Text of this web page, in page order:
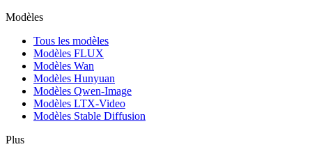
Modèles
Tous les modèles
Modèles FLUX
Modèles Wan
Modèles Hunyuan
Modèles Qwen-Image
Modèles LTX-Video
Modèles Stable Diffusion
Plus